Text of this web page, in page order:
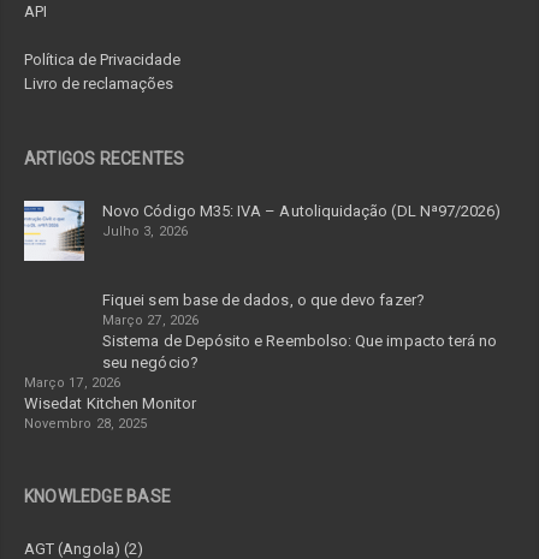
API
Política de Privacidade
Livro de reclamações
ARTIGOS RECENTES
Novo Código M35: IVA – Autoliquidação (DL Nª97/2026)
Julho 3, 2026
Fiquei sem base de dados, o que devo fazer?
Março 27, 2026
Sistema de Depósito e Reembolso: Que impacto terá no
seu negócio?
Março 17, 2026
Wisedat Kitchen Monitor
Novembro 28, 2025
KNOWLEDGE BASE
AGT (Angola) (2)